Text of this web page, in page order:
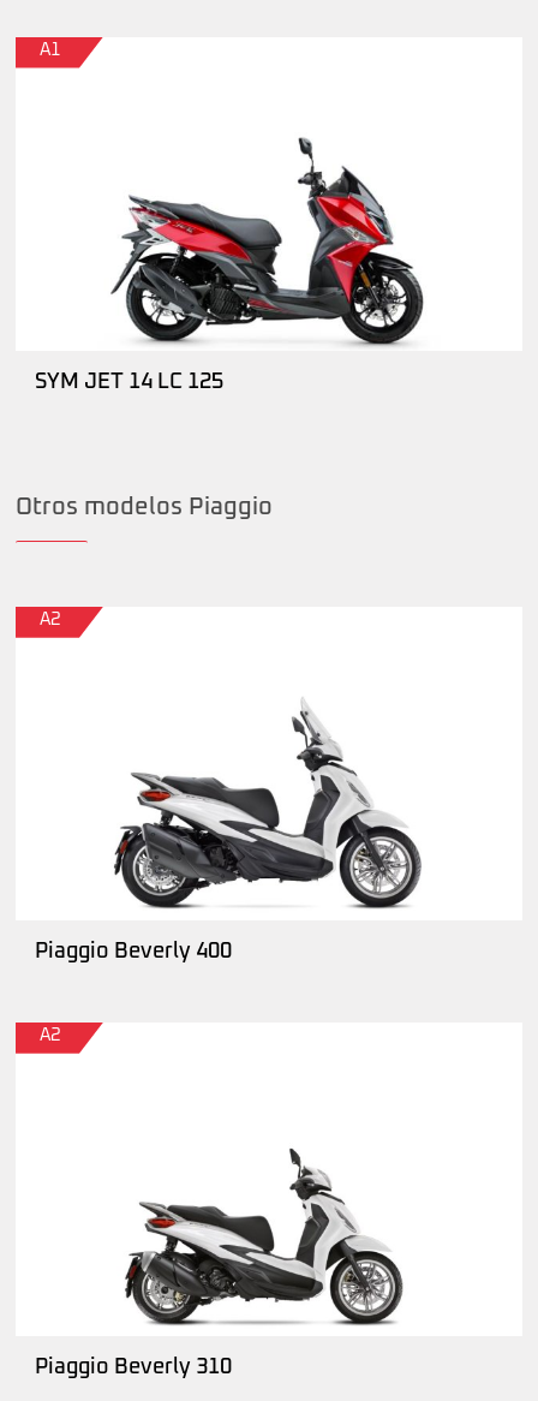
A1
SYM JET 14 LC 125
Otros modelos Piaggio
A2
Piaggio Beverly 400
A2
Piaggio Beverly 310